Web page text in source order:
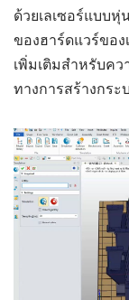
ด้วยเลเซอร์แบบ
ของฮาร์ดแวร์ของ
เพิ่มเติมสำหรับค
ทางการสร้างกระ